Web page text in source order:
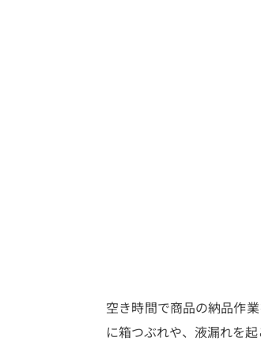
空き時間で商品の納品作
に箱つぶれや、液漏れを